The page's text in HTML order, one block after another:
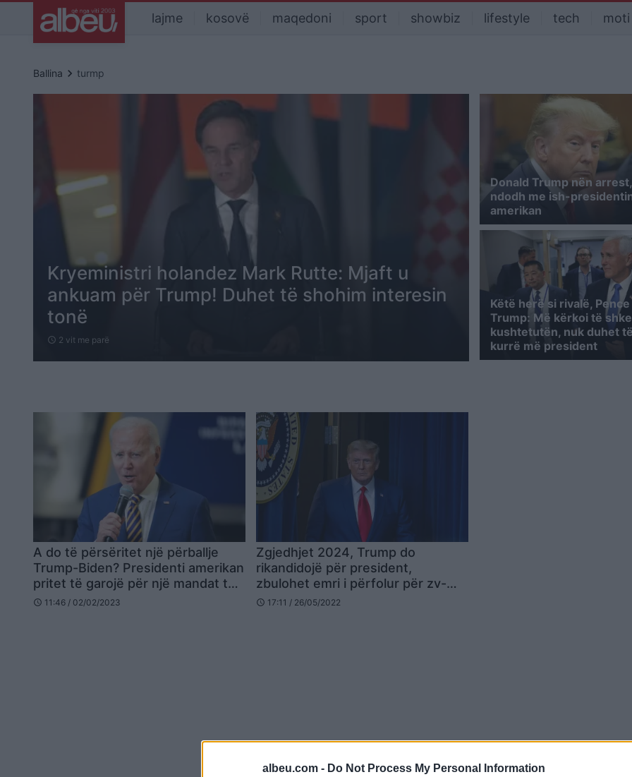
albeu.com - Do Not Process My Personal Information
lajme kosovë maqedoni sport showbiz lifestyle tech moti
Ballina keyboard_arrow_right turmp
Kryeministri holandez Mark Rutte: Mjaft u
ankuam për Trump! Duhet të shohim interesin
tonë
schedule 2 vit me parë
Donald Trump nën
ndodh me ish-
amerikan
Këtë herë si rivalë,
Trump: Më kërkoi të
kushtetutën, nuk duhet
kurrë më president
A do të përsëritet një përballje
Trump-Biden? Presidenti amerikan
pritet të garojë për një mandat të
dytë
schedule 11:46 / 02/02/2023
Zgjedhjet 2024, Trump do
rikandidojë për president,
zbulohet emri i përfolur për zv-
Presidente
schedule 17:11 / 26/05/2022